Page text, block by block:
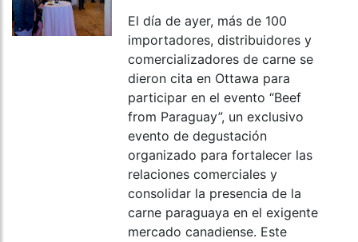
El día de ayer, más de 100
importadores, distribuidores y
comercializadores de carne se
dieron cita en Ottawa para
participar en el evento “Beef
from Paraguay”, un exclusivo
evento de degustación
organizado para fortalecer las
relaciones comerciales y
consolidar la presencia de la
carne paraguaya en el exigente
mercado canadiense. Este